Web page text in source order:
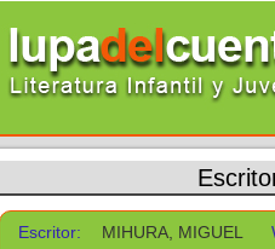
Escritor: MIHURA, MIGUEL